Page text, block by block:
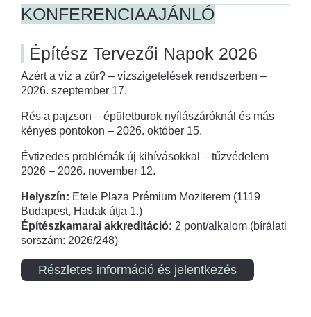
KONFERENCIAAJÁNLÓ
Építész Tervezői Napok 2026
Azért a víz a zűr? – vízszigetelések rendszerben –
2026. szeptember 17.
Rés a pajzson – épületburok nyílászáróknál és más
kényes pontokon – 2026. október 15.
Évtizedes problémák új kihívásokkal – tűzvédelem
2026 – 2026. november 12.
Helyszín: Etele Plaza Prémium Moziterem (1119
Budapest, Hadak útja 1.)
Építészkamarai akkreditáció: 2 pont/alkalom (bírálati
sorszám: 2026/248)
Részletes információ és jelentkezés